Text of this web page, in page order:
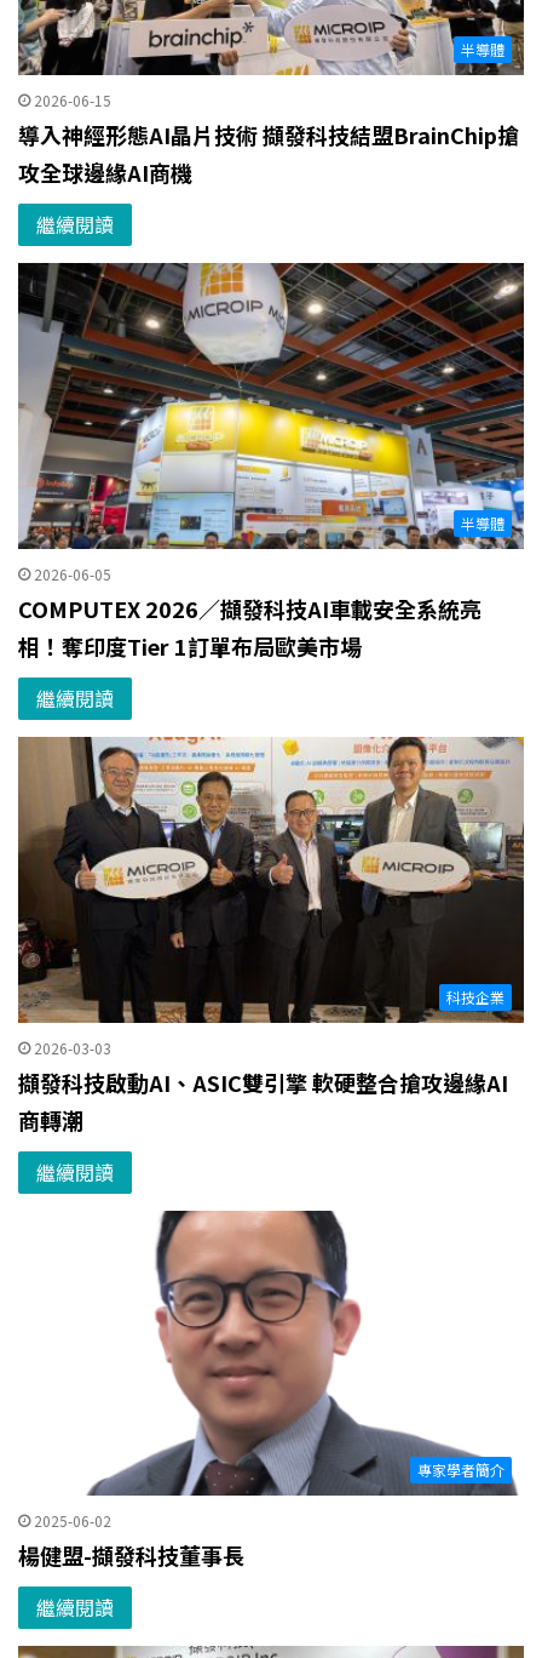
半導體
2026-06-15
導入神經形態AI晶片技術 擷發科技結盟BrainChip搶
攻全球邊緣AI商機
繼續閱讀
半導體
2026-06-05
COMPUTEX 2026／擷發科技AI車載安全系統亮
相！奪印度Tier 1訂單布局歐美市場
繼續閱讀
科技企業
2026-03-03
擷發科技啟動AI、ASIC雙引擎 軟硬整合搶攻邊緣AI
商轉潮
繼續閱讀
專家學者簡介
2025-06-02
楊健盟-擷發科技董事長
繼續閱讀